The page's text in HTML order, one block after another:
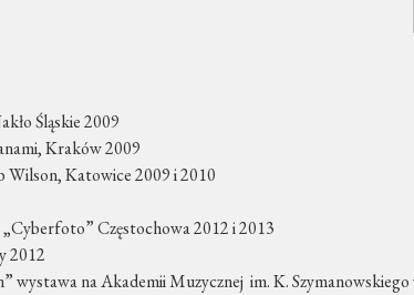
Śląskie 2009
Kraków 2009
Katowice 2009 i 2010
Częstochowa 2012 i 2013
2012
wystawa na Akademii Muzycznej im. K.